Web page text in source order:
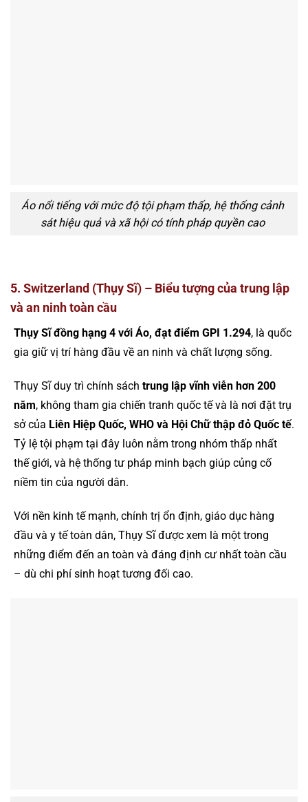
Áo nổi tiếng với mức độ tội phạm thấp, hệ thống cảnh
sát hiệu quả và xã hội có tính pháp quyền cao
5. Switzerland (Thụy Sĩ) – Biểu tượng của trung lập
và an ninh toàn cầu
Thụy Sĩ đồng hạng 4 với Áo, đạt điểm GPI 1.294, là quốc
gia giữ vị trí hàng đầu về an ninh và chất lượng sống.
Thụy Sĩ duy trì chính sách trung lập vĩnh viễn hơn 200
năm, không tham gia chiến tranh quốc tế và là nơi đặt trụ
sở của Liên Hiệp Quốc, WHO và Hội Chữ thập đỏ Quốc tế.
Tỷ lệ tội phạm tại đây luôn nằm trong nhóm thấp nhất
thế giới, và hệ thống tư pháp minh bạch giúp củng cố
niềm tin của người dân.
Với nền kinh tế mạnh, chính trị ổn định, giáo dục hàng
đầu và y tế toàn dân, Thụy Sĩ được xem là một trong
những điểm đến an toàn và đáng định cư nhất toàn cầu
– dù chi phí sinh hoạt tương đối cao.